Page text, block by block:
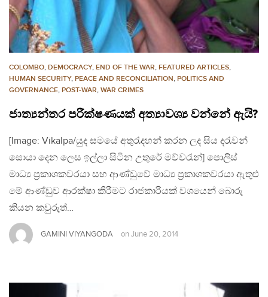
COLOMBO, DEMOCRACY, END OF THE WAR, FEATURED ARTICLES,
HUMAN SECURITY, PEACE AND RECONCILIATION, POLITICS AND
GOVERNANCE, POST-WAR, WAR CRIMES
ජාත්‍යන්තර පරීක්ෂණයක් අත්‍යාවශ්‍ය වන්නේ ඇයි?
[Image: Vikalpa/යුද සමයේ අතුරැදහන් කරන ලද සිය දරැවන්
සොයා දෙන ලෙස ඉල්ලා සිටින උතුරේ මව්වරැන්] පොලිස්
මාධ්‍ය ප‍්‍රකාශකවරයා සහ ආණ්ඩුවේ මාධ්‍ය ප‍්‍රකාශකවරයා ඇතුළු
මේ ආණ්ඩුව ආරක්ෂා කිරීමට රාජකාරියක් වශයෙන් බොරු
කියන කවුරුත්…
GAMINI VIYANGODA on June 20, 2014